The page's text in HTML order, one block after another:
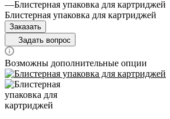
—Блистерная упаковка для картриджей
Блистерная упаковка для картриджей
Заказать
Задать вопрос
Возможны дополнительные опции